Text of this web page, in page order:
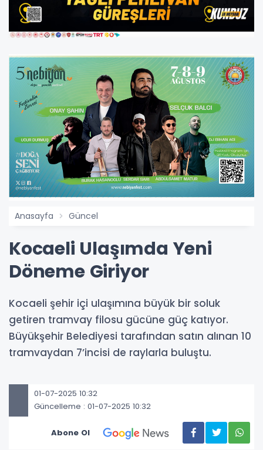
Anasayfa Güncel
Kocaeli Ulaşımda Yeni
Döneme Giriyor
Kocaeli şehir içi ulaşımına büyük bir soluk
getiren tramvay filosu gücüne güç katıyor.
Büyükşehir Belediyesi tarafından satın alınan 10
tramvaydan 7’incisi de raylarla buluştu.
01-07-2025 10:32
Güncelleme : 01-07-2025 10:32
Abone Ol